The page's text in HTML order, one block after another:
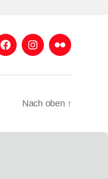
FacebookInstagram
Flickr
Nach oben ↑